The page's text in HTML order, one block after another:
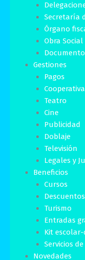
Secretaría
Órgano
Obra
Gestiones
Pagos
Teatro
Cine
Publicidad
Doblaje
Televisión
Legales y
Beneficios
Cursos
Descuentos
Turismo
Entradas
Kit
Servicios
Novedades